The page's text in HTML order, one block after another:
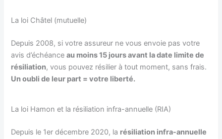
La loi Châtel (mutuelle)
Depuis 2008, si votre assureur ne vous envoie pas votre
avis d’échéanceau moins 15 jours avant la date limite de
résiliation, vous pouvez résilier à tout moment, sans frais.
Un oubli de leur part = votre liberté.
La loi Hamon et la résiliation infra-annuelle (RIA)
Depuis le 1er décembre 2020, la résiliation infra-annuelle